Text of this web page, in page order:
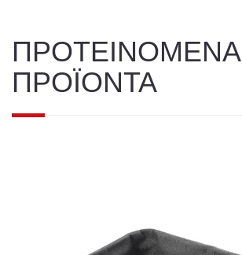
ΠΡΟΤΕΙΝΟΜΕΝΑ
ΠΡΟΪΟΝΤΑ